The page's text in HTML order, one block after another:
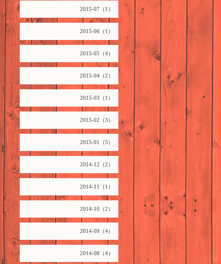
2015-07（1）
2015-06（1）
2015-05（4）
2015-04（2）
2015-03（1）
2015-02（3）
2015-01（5）
2014-12（2）
2014-11（1）
2014-10（2）
2014-09（4）
2014-08（4）